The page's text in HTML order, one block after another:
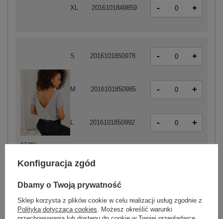
XL 2016101849859 - +
szary
S 2016101850978 - +
M 2016101850985 - +
L 2016101850992 - +
Zobacz wszystkie kolory (+28)
Konfiguracja zgód
Dbamy o Twoją prywatność
Sklep korzysta z plików cookie w celu realizacji usług zgodnie z
Polityką dotyczącą cookies. Możesz określić warunki